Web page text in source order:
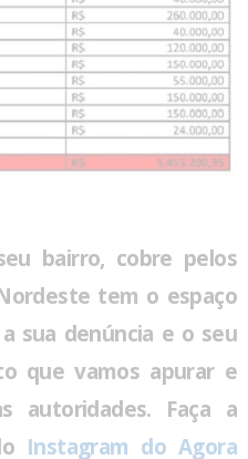
bairro, cobre pelos
tem o espaço
sua denúncia e o seu
que vamos apurar e
autoridades. Faça a
Instagram do Agora